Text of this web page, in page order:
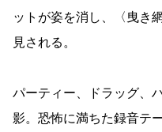
ットが姿を消し、〈曳き
見される。
パーティー、ドラッグ、
影。恐怖に満ちた録音テ